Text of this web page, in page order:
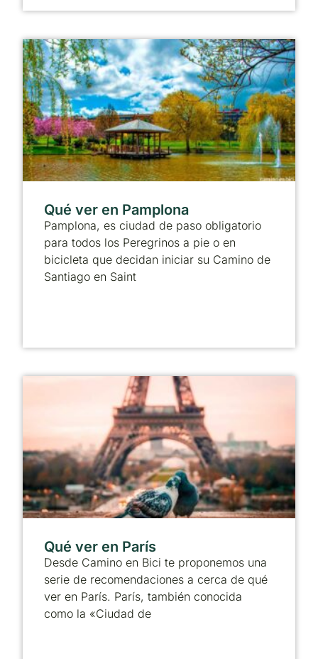
Qué ver en Pamplona
Pamplona, es ciudad de paso obligatorio
para todos los Peregrinos a pie o en
bicicleta que decidan iniciar su Camino de
Santiago en Saint
Qué ver en París
Desde Camino en Bici te proponemos una
serie de recomendaciones a cerca de qué
ver en París. París, también conocida
como la «Ciudad de